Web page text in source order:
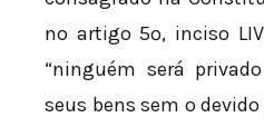
no artigo 5º, inciso
“ninguém será
seus bens sem o